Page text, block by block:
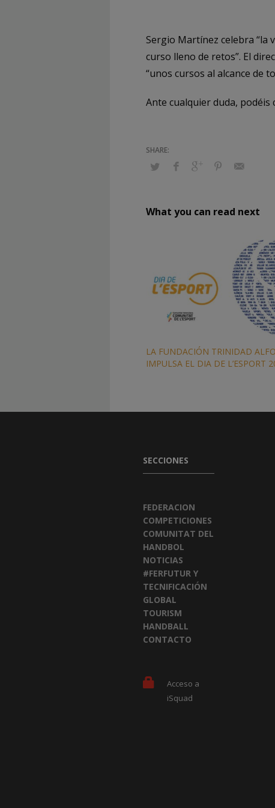
Sergio Martínez celebra “la
curso lleno de retos”. El
“unos cursos al alcance de
Ante cualquier duda,
What you can read next
LA FUNDACIÓN TRINIDAD
IMPULSA EL DIA DE L’ESPORT
SECCIONES
FEDERACION
COMPETICIONES
COMUNITAT DEL
HANDBOL
NOTICIAS
#FERFUTUR Y
TECNIFICACIÓN
GLOBAL
TOURISM
HANDBALL
CONTACTO
Acceso a
iSquad